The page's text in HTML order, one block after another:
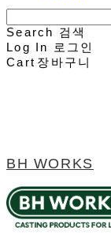
Search 검색
Log In
로그인
Cart 장바구니
BH WORKS